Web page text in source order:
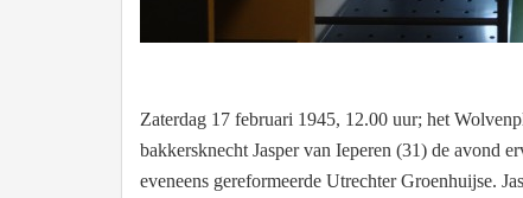
Zaterdag 17 februari 1945, 12.00 uur; het
bakkersknecht Jasper van Ieperen (31) de avond
eveneens gereformeerde Utrechter Groenhuijse.